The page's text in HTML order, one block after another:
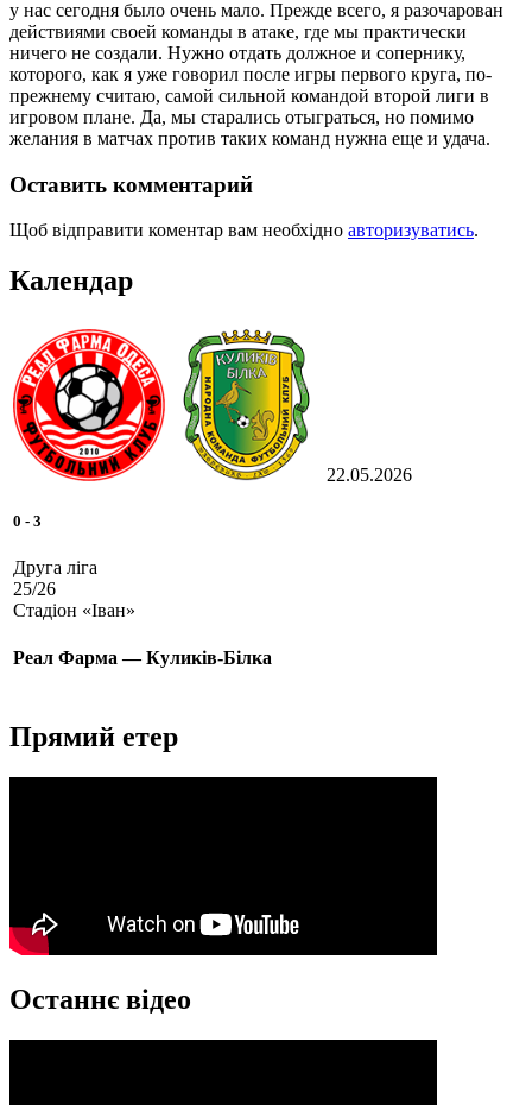
у нас сегодня было очень мало. Прежде всего, я разочарован
действиями своей команды в атаке, где мы практически
ничего не создали. Нужно отдать должное и сопернику,
которого, как я уже говорил после игры первого круга, по-
прежнему считаю, самой сильной командой второй лиги в
игровом плане. Да, мы старались отыграться, но помимо
желания в матчах против таких команд нужна еще и удача.
Оставить комментарий
Щоб відправити коментар вам необхідно авторизуватись.
Календар
22.05.2026
0 - 3
Друга ліга
25/26
Стадіон «Іван»
Реал Фарма — Куликів-Білка
Прямий етер
Останнє відео